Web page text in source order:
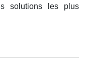
solutions les plus